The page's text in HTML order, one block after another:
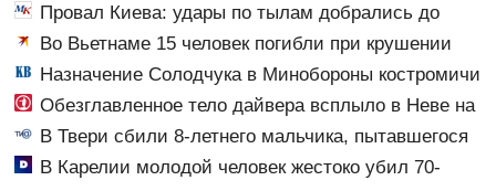
Провал Киева: удары по тылам добрались до
Зеленского быстрее, чем до России
Во Вьетнаме 15 человек погибли при крушении
туристического катера
Назначение Солодчука в Минобороны костромичи
встретили с гордостью
Обезглавленное тело дайвера всплыло в Неве на
седьмые сутки
В Твери сбили 8-летнего мальчика, пытавшегося
перебежать проспект
В Карелии молодой человек жестоко убил 70-